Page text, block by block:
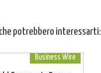
potrebbero interessarti:
Business Wire